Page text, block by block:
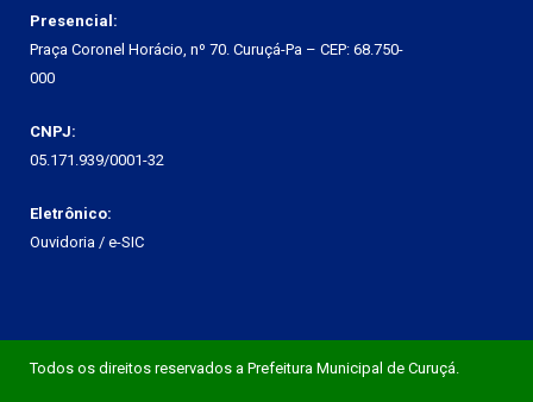
Presencial:
Praça Coronel Horácio, nº 70. Curuçá-Pa – CEP: 68.750-
000
CNPJ:
05.171.939/0001-32
Eletrônico:
Ouvidoria / e-SIC
Todos os direitos reservados a Prefeitura Municipal de Curuçá.